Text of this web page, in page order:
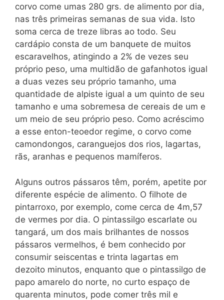
corvo come umas 280 grs. de alimento por dia,
nas três primeiras semanas de sua vida. Isto
soma cerca de treze libras ao todo. Seu
cardápio consta de um banquete de muitos
escaravelhos, atingindo a 2% de vezes seu
próprio peso, uma multidão de gafanhotos igual
a duas vezes seu próprio tamanho, uma
quantidade de alpiste igual a um quinto de seu
tamanho e uma sobremesa de cereais de um e
um meio de seu próprio peso. Como acréscimo
a esse enton-teoedor regime, o corvo come
camondongos, caranguejos dos rios, lagartas,
rãs, aranhas e pequenos mamíferos.
Alguns outros pássaros têm, porém, apetite por
diferente espécie de alimento. O filhote de
pintarroxo, por exemplo, come cerca de 4m,57
de vermes por dia. O pintassilgo escarlate ou
tangará, um dos mais brilhantes de nossos
pássaros vermelhos, é bem conhecido por
consumir seiscentas e trinta lagartas em
dezoito minutos, enquanto que o pintassilgo de
papo amarelo do norte, no curto espaço de
quarenta minutos, pode comer três mil e